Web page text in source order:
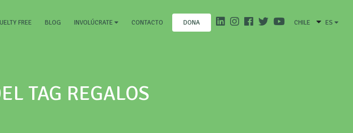
FREE BLOG INVOLÚCRATE CONTACTO DONA CHILE ES
TAG REGALOS